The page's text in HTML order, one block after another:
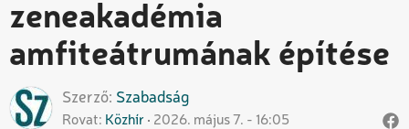
zeneakadémia
amfiteátrumának építése
Szerző Szabadság
Rovat Közhír 2026. május 7. - 16:05